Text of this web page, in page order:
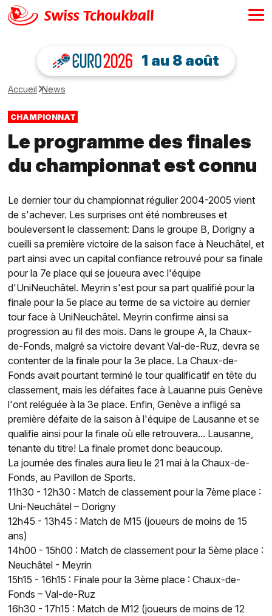
1 au 8 août
Accueil News
CHAMPIONNAT
Le programme des finales
du championnat est connu
Le dernier tour du championnat régulier 2004-2005 vient
de s'achever. Les surprises ont été nombreuses et
bouleversent le classement: Dans le groupe B, Dorigny a
cueilli sa première victoire de la saison face à Neuchâtel, et
part ainsi avec un capital confiance retrouvé pour sa finale
pour la 7e place qui se joueura avec l'équipe
d'UniNeuchâtel. Meyrin s'est pour sa part qualifié pour la
finale pour la 5e place au terme de sa victoire au dernier
tour face à UniNeuchâtel. Meyrin confirme ainsi sa
progression au fil des mois. Dans le groupe A, la Chaux-
de-Fonds, malgré sa victoire devant Val-de-Ruz, devra se
contenter de la finale pour la 3e place. La Chaux-de-
Fonds avait pourtant terminé le tour qualificatif en tête du
classement, mais les défaites face à Lauanne puis Genève
l'ont reléguée à la 3e place. Enfin, Genève a infligé sa
première défaite de la saison à l'équipe de Lausanne et se
qualifie ainsi pour la finale où elle retrouvera... Lausanne,
tenante du titre! La finale promet donc beaucoup.
La journée des finales aura lieu le 21 mai à la Chaux-de-
Fonds, au Pavillon de Sports.
11h30 - 12h30 : Match de classement pour la 7ème place :
Uni-Neuchâtel – Dorigny
12h45 - 13h45 : Match de M15 (joueurs de moins de 15
ans)
14h00 - 15h00 : Match de classement pour la 5ème place :
Neuchâtel - Meyrin
15h15 - 16h15 : Finale pour la 3ème place : Chaux-de-
Fonds – Val-de-Ruz
16h30 - 17h15 : Match de M12 (joueurs de moins de 12